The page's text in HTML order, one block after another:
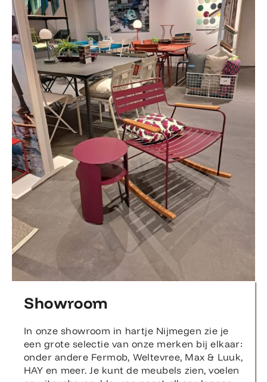
Showroom
In onze showroom in hartje Nijmegen zie je
een grote selectie van onze merken bij elkaar:
onder andere Fermob, Weltevree, Max & Luuk,
HAY en meer. Je kunt de meubels zien, voelen